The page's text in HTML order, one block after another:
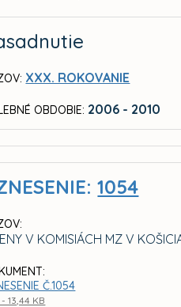
XXX. ROKOVANIE
OBDOBIE: 2006 - 2010
1054
V KOMISIÁCH MZ V
Č.1054
- 13,44 KB